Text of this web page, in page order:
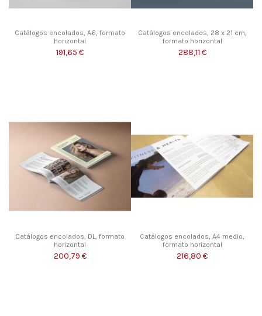
Catálogos encolados, A6, formato
horizontal
191,65 €
Catálogos encolados, 28 x 21 cm,
formato horizontal
288,11 €
Catálogos encolados, DL, formato
horizontal
200,79 €
Catálogos encolados, A4 medio,
formato horizontal
216,80 €